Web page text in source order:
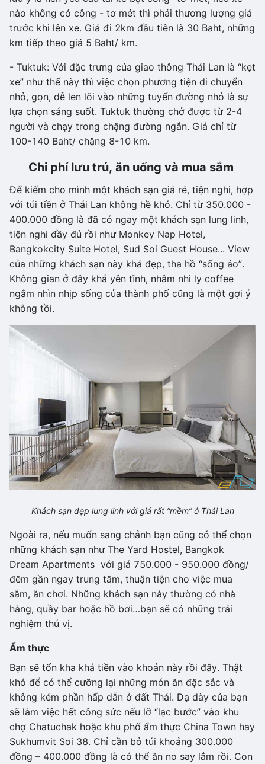
nào không có công - tơ mét thì phải thương lượng giá
trước khi lên xe. Giá đi 2km đầu tiên là 30 Baht, những
km tiếp theo giá 5 Baht/ km.
- Tuktuk: Với đặc trưng của giao thông Thái Lan là “kẹt
xe” như thế này thì việc chọn phương tiện di chuyển
nhỏ, gọn, dễ len lõi vào những tuyến đường nhỏ là sự
lựa chọn sáng suốt. Tuktuk thường chở được từ 2-4
người và chạy trong chặng đường ngắn. Giá chỉ từ
100-140 Baht/ chặng 8-10 km.
Chi phí lưu trú, ăn uống và mua sắm
Để kiếm cho mình một khách sạn giá rẻ, tiện nghi, hợp
với túi tiền ở Thái Lan không hề khó. Chỉ từ 350.000 -
400.000 đồng là đã có ngay một khách sạn lung linh,
tiện nghi đầy đủ rồi như Monkey Nap Hotel,
Bangkokcity Suite Hotel, Sud Soi Guest House... View
của những khách sạn này khá đẹp, tha hồ “sống ảo”.
Không gian ở đây khá yên tĩnh, nhâm nhi ly coffee
ngắm nhìn nhịp sống của thành phố cũng là một gợi ý
không tồi.
Khách sạn đẹp lung linh với giá rất “mềm” ở Thái Lan
Ngoài ra, nếu muốn sang chảnh bạn cũng có thể chọn
những khách sạn như The Yard Hostel, Bangkok
Dream Apartments với giá 750.000 - 950.000 đồng/
đêm gần ngay trung tâm, thuận tiện cho việc mua
sắm, ăn chơi. Những khách sạn này thường có nhà
hàng, quầy bar hoặc hồ bơi…bạn sẽ có những trải
nghiệm thú vị.
Ẩm thực
Bạn sẽ tốn kha khá tiền vào khoản này rồi đây. Thật
khó để có thể cưỡng lại những món ăn đặc sắc và
không kém phần hấp dẫn ở đất Thái. Dạ dày của bạn
sẽ làm việc hết công sức nếu lỡ “lạc bước” vào khu
chợ Chatuchak hoặc khu phố ẩm thực China Town hay
Sukhumvit Soi 38. Chỉ cần bỏ túi khoảng 300.000
đồng – 400.000 đồng là có thể ăn no say lắm rồi. Con